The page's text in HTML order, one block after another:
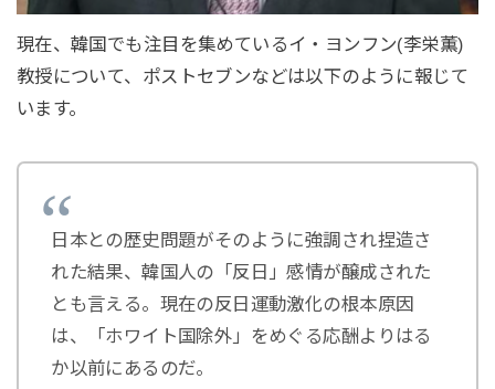
現在、韓国でも注目を集めているイ・ヨンフン(李栄薫)
教授について、ポストセブンなどは以下のように報じて
います。
日本との歴史問題がそのように強調され捏造さ
れた結果、韓国人の「反日」感情が醸成された
とも言える。現在の反日運動激化の根本原因
は、「ホワイト国除外」をめぐる応酬よりはる
か以前にあるのだ。